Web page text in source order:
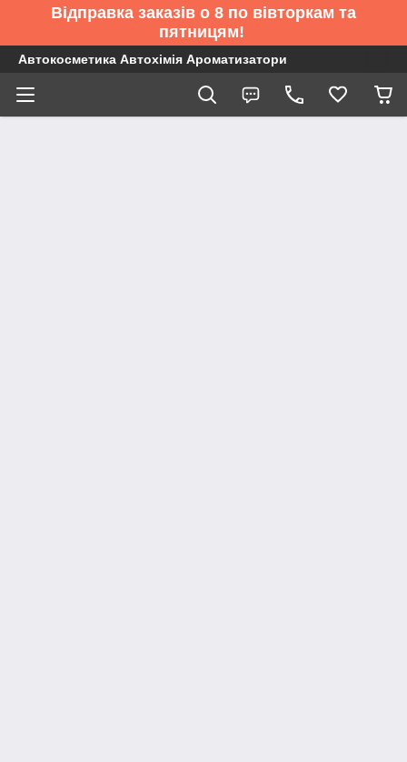
Відправка заказів о 8 по вівторкам та
пятницям!
Автокосметика Автохімія Ароматизатори